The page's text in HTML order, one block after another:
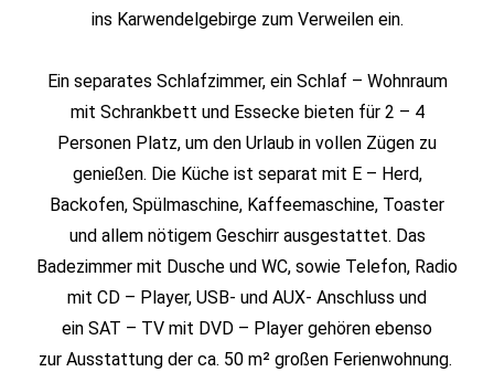
ins Karwendelgebirge zum Verweilen ein.
Ein separates Schlafzimmer, ein Schlaf – Wohnraum
mit Schrankbett und Essecke bieten für 2 – 4
Personen Platz, um den Urlaub in vollen Zügen zu
genießen. Die Küche ist separat mit E – Herd,
Backofen, Spülmaschine, Kaffeemaschine, Toaster
und allem nötigem Geschirr ausgestattet. Das
Badezimmer mit Dusche und WC, sowie Telefon, Radio
mit CD – Player, USB- und AUX- Anschluss und
ein SAT – TV mit DVD – Player gehören ebenso
zur Ausstattung der ca. 50 m² großen Ferienwohnung.